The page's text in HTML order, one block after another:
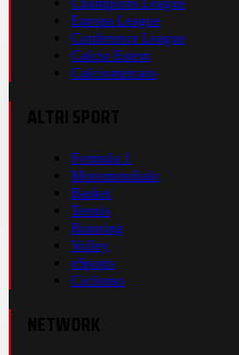
Europa League
Conference League
Calcio Estero
Calciomercato
Formula 1
Motomondiale
Basket
Tennis
Running
Volley
eSports
Ciclismo